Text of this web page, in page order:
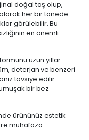
doğal taş olup,
her bir tanede
görülebilir. Bu
en önemli
uzun yıllar
deterjan ve benzeri
tavsiye edilir.
bir bez
ürününüz estetik
muhafaza